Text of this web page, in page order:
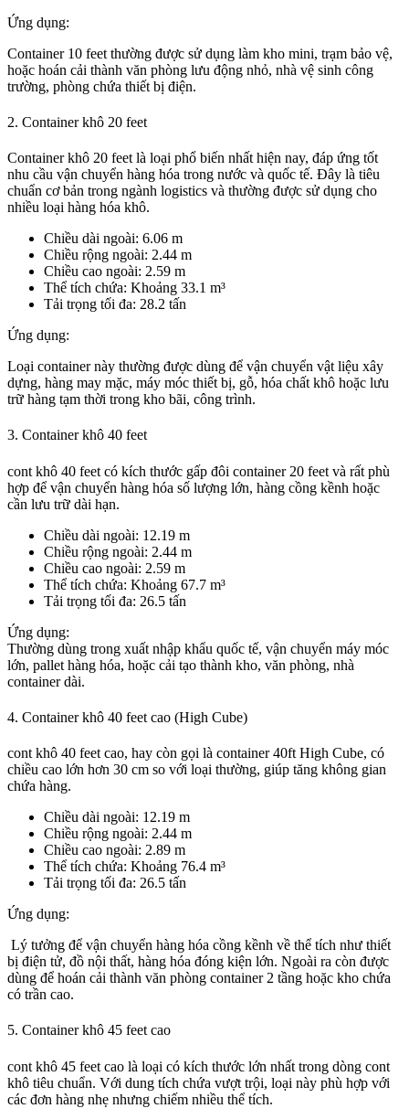
Ứng dụng:
Container 10 feet thường được sử dụng làm kho mini, trạm bảo vệ,
hoặc hoán cải thành văn phòng lưu động nhỏ, nhà vệ sinh công
trường, phòng chứa thiết bị điện.
2. Container khô 20 feet
Container khô 20 feet là loại phổ biến nhất hiện nay, đáp ứng tốt
nhu cầu vận chuyển hàng hóa trong nước và quốc tế. Đây là tiêu
chuẩn cơ bản trong ngành logistics và thường được sử dụng cho
nhiều loại hàng hóa khô.
Chiều dài ngoài: 6.06 m
Chiều rộng ngoài: 2.44 m
Chiều cao ngoài: 2.59 m
Thể tích chứa: Khoảng 33.1 m³
Tải trọng tối đa: 28.2 tấn
Ứng dụng:
Loại container này thường được dùng để vận chuyển vật liệu xây
dựng, hàng may mặc, máy móc thiết bị, gỗ, hóa chất khô hoặc lưu
trữ hàng tạm thời trong kho bãi, công trình.
3. Container khô 40 feet
cont khô 40 feet có kích thước gấp đôi container 20 feet và rất phù
hợp để vận chuyển hàng hóa số lượng lớn, hàng cồng kềnh hoặc
cần lưu trữ dài hạn.
Chiều dài ngoài: 12.19 m
Chiều rộng ngoài: 2.44 m
Chiều cao ngoài: 2.59 m
Thể tích chứa: Khoảng 67.7 m³
Tải trọng tối đa: 26.5 tấn
Ứng dụng:
Thường dùng trong xuất nhập khẩu quốc tế, vận chuyển máy móc
lớn, pallet hàng hóa, hoặc cải tạo thành kho, văn phòng, nhà
container dài.
4. Container khô 40 feet cao (High Cube)
cont khô 40 feet cao, hay còn gọi là container 40ft High Cube, có
chiều cao lớn hơn 30 cm so với loại thường, giúp tăng không gian
chứa hàng.
Chiều dài ngoài: 12.19 m
Chiều rộng ngoài: 2.44 m
Chiều cao ngoài: 2.89 m
Thể tích chứa: Khoảng 76.4 m³
Tải trọng tối đa: 26.5 tấn
Ứng dụng:
Lý tưởng để vận chuyển hàng hóa cồng kềnh về thể tích như thiết
bị điện tử, đồ nội thất, hàng hóa đóng kiện lớn. Ngoài ra còn được
dùng để hoán cải thành văn phòng container 2 tầng hoặc kho chứa
có trần cao.
5. Container khô 45 feet cao
cont khô 45 feet cao là loại có kích thước lớn nhất trong dòng cont
khô tiêu chuẩn. Với dung tích chứa vượt trội, loại này phù hợp với
các đơn hàng nhẹ nhưng chiếm nhiều thể tích.